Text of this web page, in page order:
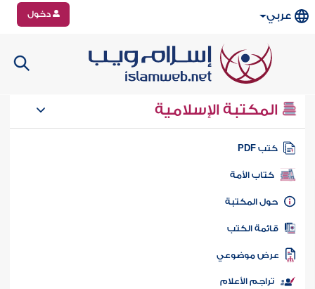
عربي دخول
المكتبة الإسلامية
كتب PDF
كتاب الأمة
المكتبة
الكتب